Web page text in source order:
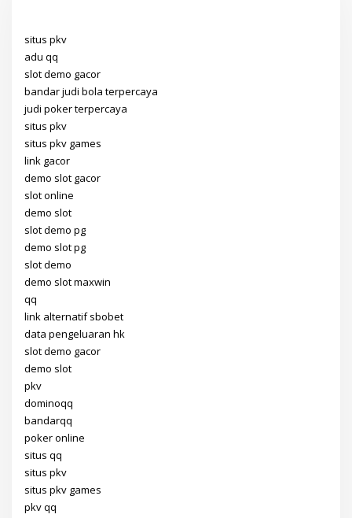
situs pkv
adu qq
slot demo gacor
bandar judi bola terpercaya
judi poker terpercaya
situs pkv
situs pkv games
link gacor
demo slot gacor
slot online
demo slot
slot demo pg
demo slot pg
slot demo
demo slot maxwin
qq
link alternatif sbobet
data pengeluaran hk
slot demo gacor
demo slot
pkv
dominoqq
bandarqq
poker online
situs qq
situs pkv
situs pkv games
pkv qq